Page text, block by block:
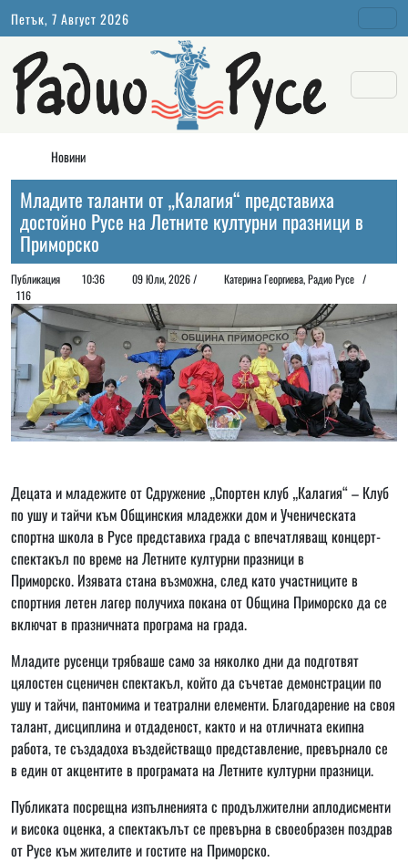
Петък, 7 Август 2026
Новини
Младите таланти от „Калагия“ представиха
достойно Русе на Летните културни празници в
Приморско
Публикация 10:36 09 Юли, 2026 /
Катерина Георгиева, Радио Русе /
116
Децата и младежите от Сдружение „Спортен клуб „Калагия“ – Клуб
по ушу и тайчи към Общинския младежки дом и Ученическата
спортна школа в Русе представиха града с впечатляващ концерт-
спектакъл по време на Летните културни празници в
Приморско. Изявата стана възможна, след като участниците в
спортния летен лагер получиха покана от Община Приморско да се
включат в празничната програма на града.
Mладите русенци трябваше само за няколко дни да подготвят
цялостен сценичен спектакъл, който да съчетае демонстрации по
ушу и тайчи, пантомима и театрални елементи. Благодарение на своя
талант, дисциплина и отдаденост, както и на отличната екипна
работа, те създадоха въздействащо представление, превърнало се
в един от акцентите в програмата на Летните културни празници.
Публиката посрещна изпълненията с продължителни аплодисменти
и висока оценка, a спектакълът се превърна в своеобразен поздрав
от Русе към жителите и гостите на Приморско.